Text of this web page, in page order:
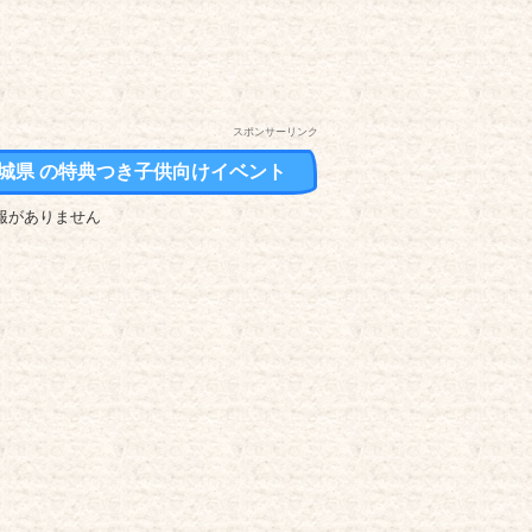
スポンサーリンク
県 の特典つき子供向けイベント
がありません